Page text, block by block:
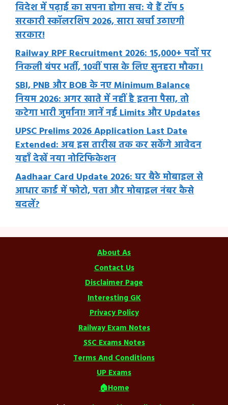
विदेश में पढ़ाई का सपना होगा सच: ये हैं टॉप 5
सरकारी स्कॉलरशिप 2026, सारा खर्चा उठाएगी
सरकार!
Railway RPF Recruitment 2026: 15,000+ पदों पर
निकली बंपर भर्ती, 10वीं पास के लिए सुनहरा मौका।
SBI, PNB और BOB के नए Minimum Balance
नियम 2026: अगर खाते में नहीं है इतना पैसा, तो
कटेगा भारी जुर्माना! जानें नई Limits और Updates
UPSC Prelims 2026 Application Last Date
Extended: अब इस तारीख तक कर सकेंगे आवेदन
यहाँ देखें नया नोटिफिकेशन
Aadhaar Card Update 2026: घर बैठे मोबाइल से
आधार कार्ड में फोटो, पता और मोबाइल नंबर कैसे
बदलें?
About As
Contact Us
Disclaimer Page
Interesting GK
Privacy Policy
Railway Exam Notes
SSC Exams Notes
Terms And Conditions
UP Exams
🏠Home